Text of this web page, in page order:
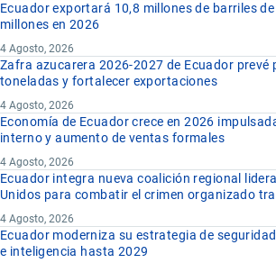
Ecuador exportará 10,8 millones de barriles
millones en 2026
4 Agosto, 2026
Zafra azucarera 2026-2027 de Ecuador prevé
toneladas y fortalecer exportaciones
4 Agosto, 2026
Economía de Ecuador crece en 2026
interno y aumento de ventas formales
4 Agosto, 2026
Ecuador integra nueva coalición regional
Unidos para combatir el crimen organizado
4 Agosto, 2026
Ecuador moderniza su estrategia de
e inteligencia hasta 2029